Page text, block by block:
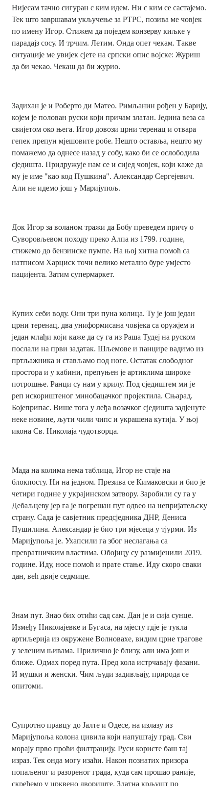
Нијесам тачно сигуран с ким идем. Ни с ким се састајемо.
Тек што завршавам укључење за РТРС, позива ме човјек
по имену Игор. Стижем да поједем конзерву киљке у
парадајз сосу. И трчим. Летим. Онда опет чекам. Такве
ситуације ме увијек сјете на српски опис војске: Журиш
да би чекао. Чекаш да би журио.
Задихан је и Роберто ди Матео. Римљанин рођен у Барију,
којем је полован руски који причам златан. Једина веза са
свијетом око њега. Игор довози црни теренац и отвара
гепек препун мјешовите робе. Нешто оставља, нешто му
помажемо да однесе назад у собу, како би се ослободила
сједишта. Придружује нам се и сијед човјек, који каже да
му је име "као код Пушкина". Александар Сергејевич.
Али не идемо још у Маријупољ.
Док Игор за воланом тражи да Бобу преведем причу о
Суворовљевом походу преко Алпа из 1799. године,
стижемо до бензинске пумпе. На њој хитна помоћ са
натписом Харциск точи велико метално буре умјесто
пацијента. Затим супермаркет.
Купих себи воду. Они три пуна колица. Ту је још један
црни теренац, два униформисана човјека са оружјем и
један млађи који каже да су га из Раша Тудеј на руском
послали на први задатак. Шљемове и панцире вадимо из
пртљажника и стављамо под ноге. Остатак слободног
простора и у кабини, препуњен је артиклима широке
потрошње. Ранци су нам у крилу. Под сједиштем ми је
реп искориштеног минобацачког пројектила. Сњарад.
Бојеприпас. Више тога у леђа возачког сједишта задјенуте
неке новине, љути чили чипс и украшена кутија. У њој
икона Св. Николаја чудотворца.
Мада на колима нема таблица, Игор не стаје на
блокпосту. Ни на једном. Презива се Кимаковски и био је
четири године у украјинском затвору. Заробили су га у
Дебаљцеву јер га је погрешан пут одвео на непријатељску
страну. Сада је савјетник предсједника ДНР, Дениса
Пушилина. Александар је био три мјесеца у тјурми. Из
Маријупоља је. Ухапсили га због неслагања са
превратничким властима. Обојицу су размијенили 2019.
године. Иду, носе помоћ и прате стање. Иду скоро сваки
дан, већ двије седмице.
Знам пут. Знао бих отићи сад сам. Дан је и сија сунце.
Између Николајевке и Бугаса, на мјесту гдје је тукла
артиљерија из окружене Волновахе, видим црне трагове
у зеленим њивама. Прилично је близу, али има још и
ближе. Одмах поред пута. Пред кола истрчавају фазани.
И мушки и женски. Чим људи задивљају, природа се
опитоми.
Супротно правцу до Јалте и Одесе, на излазу из
Маријупоља колона цивила који напуштају град. Сви
морају прво проћи филтрацију. Руси користе баш тај
израз. Тек онда могу изаћи. Након познатих призора
попаљеног и разореног града, куда сам прошао раније,
скрећемо у црквено двориште. Златна крљушт по